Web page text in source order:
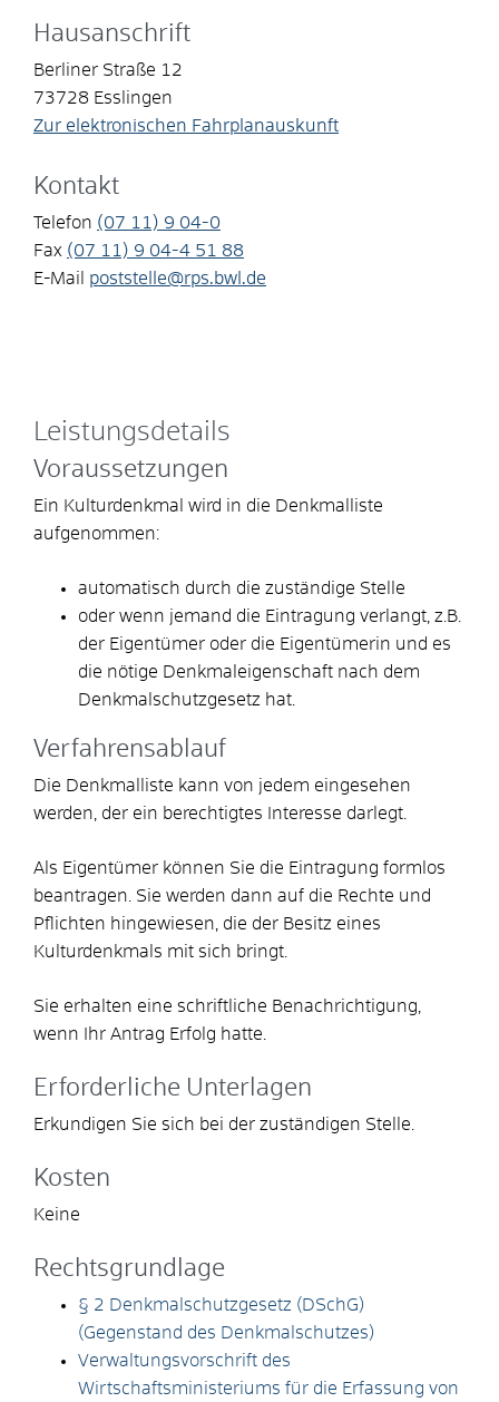
Hausanschrift
Berliner Straße 12
73728 Esslingen
Zur elektronischen Fahrplanauskunft
Kontakt
Telefon (07 11) 9 04-0
Fax (07 11) 9 04-4 51
88
E-Mail
poststelle@rps.bwl.de
Leistungsdetails
Voraussetzungen
Ein Kulturdenkmal wird in die Denkmalliste
aufgenommen:
automatisch durch die zuständige Stelle
oder wenn jemand die Eintragung verlangt, z.B.
der Eigentümer oder die Eigentümerin und es
die nötige Denkmaleigenschaft nach dem
Denkmalschutzgesetz hat.
Verfahrensablauf
Die Denkmalliste kann von jedem eingesehen
werden, der ein berechtigtes Interesse darlegt.
Als Eigentümer können Sie die Eintragung formlos
beantragen. Sie werden dann auf die Rechte und
Pflichten hingewiesen, die der Besitz eines
Kulturdenkmals mit sich bringt.
Sie erhalten eine schriftliche Benachrichtigung,
wenn Ihr Antrag Erfolg hatte.
Erforderliche Unterlagen
Erkundigen Sie sich bei der zuständigen Stelle.
Kosten
Keine
Rechtsgrundlage
§ 2 Denkmalschutzgesetz (DSchG)
(Gegenstand des Denkmalschutzes)
Verwaltungsvorschrift des
Wirtschaftsministeriums für die Erfassung von